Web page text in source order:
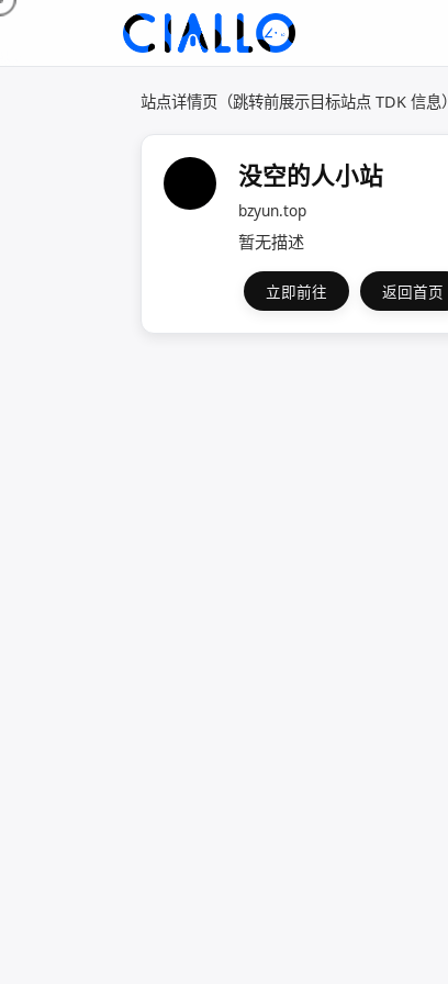
站点详情页（跳转前展示目标站点 TDK 信息）
没空的人小站
bzyun.top
暂无描述
立即前往 返回首页